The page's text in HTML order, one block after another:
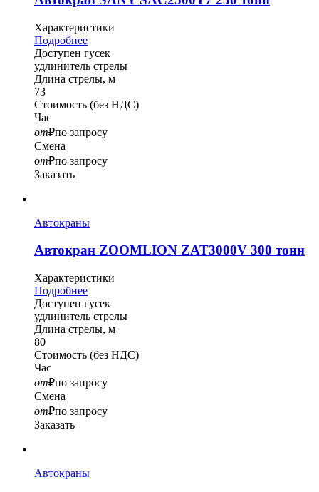
Характеристики
Подробнее
Доступен гусек
удлинитель стрелы
Длина стрелы, м
73
Стоимость (без НДС)
Час
от₽по запросу
Смена
от₽по запросу
Заказать
Автокраны
Автокран ZOOMLION ZAT3000V 300 тонн
Характеристики
Подробнее
Доступен гусек
удлинитель стрелы
Длина стрелы, м
80
Стоимость (без НДС)
Час
от₽по запросу
Смена
от₽по запросу
Заказать
Автокраны